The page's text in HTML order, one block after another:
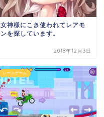
女神様にこき使われてレアモ
ンを探しています。
2018年12月3日
レースゲーム